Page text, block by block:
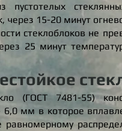
пустотелых
через 15-20 минут
стеклоблоков не
25 минут
(ГОСТ 7481-55)
мм в которое
равномерному